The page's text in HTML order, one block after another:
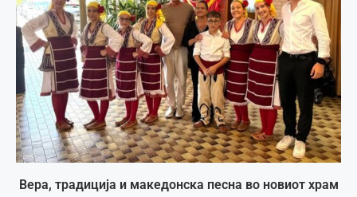
Вера, традиција и македонска песна во новиот храм